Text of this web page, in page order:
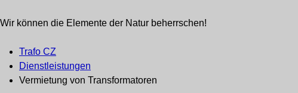
Wir können die Elemente der Natur beherrschen!
Trafo CZ
Dienstleistungen
Vermietung von Transformatoren